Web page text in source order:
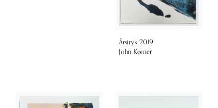
Årstryk 2019
John Kørner